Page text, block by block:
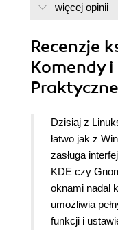
więcej opinii
Recenzje
Komendy
Dzisiaj z
łatwo jak z
zasługa
KDE czy
oknami nadal
umożliwia
funkcji i